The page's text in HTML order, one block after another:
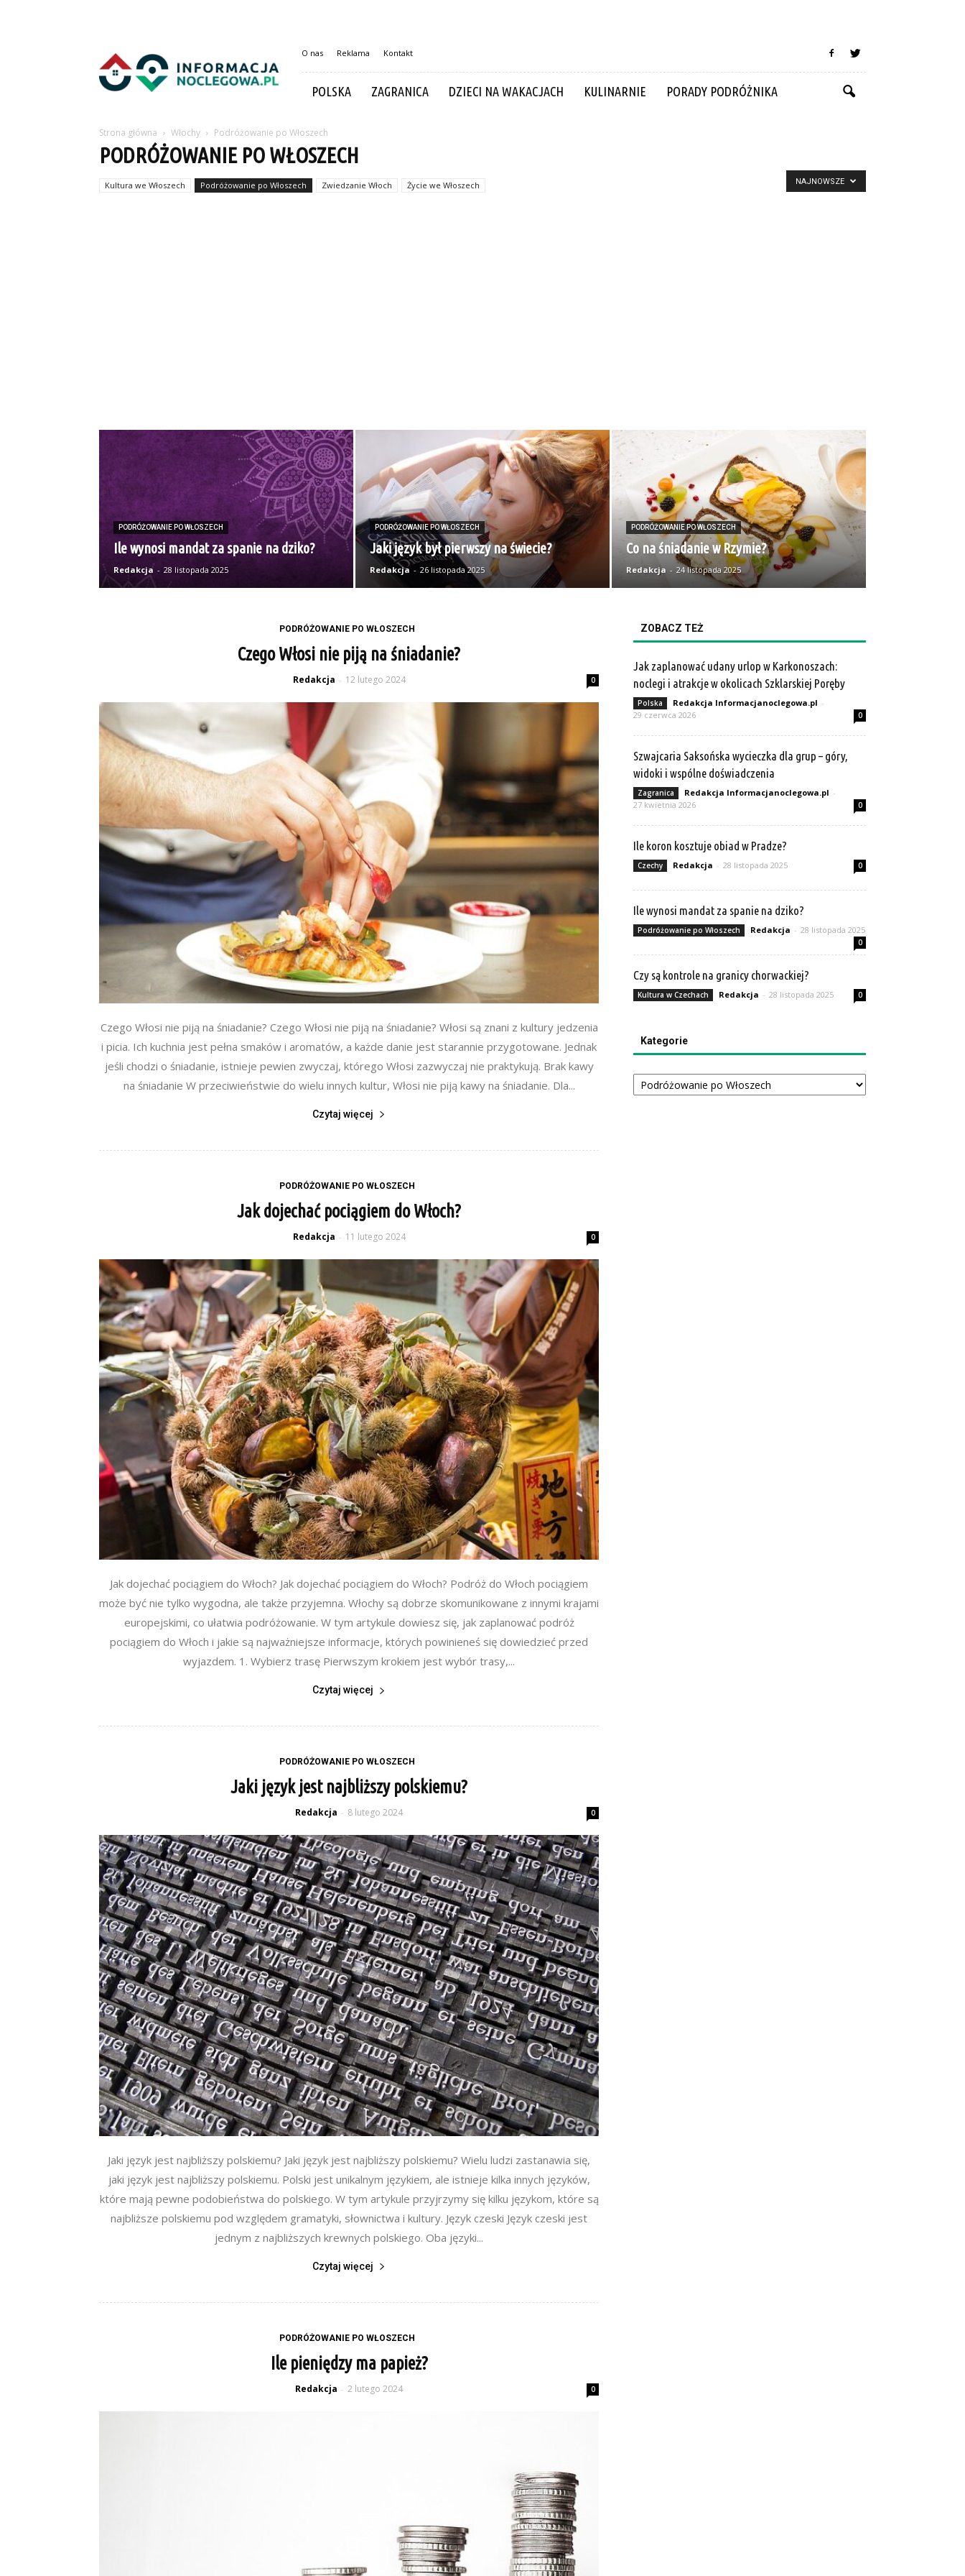
O nas Reklama Kontakt
POLSKA ZAGRANICA DZIECI NA WAKACJACH KULINARNIE PORADY PODRÓŻNIKA
Strona główna Włochy Podróżowanie po Włoszech
PODRÓŻOWANIE PO WŁOSZECH
Kultura we Włoszech Podróżowanie po Włoszech Zwiedzanie Włoch Życie we Włoszech NAJNOWSZE
PODRÓŻOWANIE PO WŁOSZECH
Ile wynosi mandat za spanie na dziko?
Redakcja - 28 listopada 2025
PODRÓŻOWANIE PO WŁOSZECH
Jaki język był pierwszy na świecie?
Redakcja - 26 listopada 2025
PODRÓŻOWANIE PO WŁOSZECH
Co na śniadanie w Rzymie?
Redakcja - 24 listopada 2025
PODRÓŻOWANIE PO WŁOSZECH
Czego Włosi nie piją na śniadanie?
Redakcja - 12 lutego 2024 0
Czego Włosi nie piją na śniadanie? Czego Włosi nie piją na śniadanie? Włosi są znani z kultury jedzenia
i picia. Ich kuchnia jest pełna smaków i aromatów, a każde danie jest starannie przygotowane. Jednak
jeśli chodzi o śniadanie, istnieje pewien zwyczaj, którego Włosi zazwyczaj nie praktykują. Brak kawy
na śniadanie W przeciwieństwie do wielu innych kultur, Włosi nie piją kawy na śniadanie. Dla...
Czytaj więcej
PODRÓŻOWANIE PO WŁOSZECH
Jak dojechać pociągiem do Włoch?
Redakcja - 11 lutego 2024 0
Jak dojechać pociągiem do Włoch? Jak dojechać pociągiem do Włoch? Podróż do Włoch pociągiem
może być nie tylko wygodna, ale także przyjemna. Włochy są dobrze skomunikowane z innymi krajami
europejskimi, co ułatwia podróżowanie. W tym artykule dowiesz się, jak zaplanować podróż
pociągiem do Włoch i jakie są najważniejsze informacje, których powinieneś się dowiedzieć przed
wyjazdem. 1. Wybierz trasę Pierwszym krokiem jest wybór trasy,...
Czytaj więcej
PODRÓŻOWANIE PO WŁOSZECH
Jaki język jest najbliższy polskiemu?
Redakcja - 8 lutego 2024 0
Jaki język jest najbliższy polskiemu? Jaki język jest najbliższy polskiemu? Wielu ludzi zastanawia się,
jaki język jest najbliższy polskiemu. Polski jest unikalnym językiem, ale istnieje kilka innych języków,
które mają pewne podobieństwa do polskiego. W tym artykule przyjrzymy się kilku językom, które są
najbliższe polskiemu pod względem gramatyki, słownictwa i kultury. Język czeski Język czeski jest
jednym z najbliższych krewnych polskiego. Oba języki...
Czytaj więcej
PODRÓŻOWANIE PO WŁOSZECH
Ile pieniędzy ma papież?
Redakcja - 2 lutego 2024 0
ZOBACZ TEŻ
Jak zaplanować udany urlop w Karkonoszach:
noclegi i atrakcje w okolicach Szklarskiej Poręby
Polska Redakcja Informacjanoclegowa.pl -
29 czerwca 2026
0
Szwajcaria Saksońska wycieczka dla grup – góry,
widoki i wspólne doświadczenia
Zagranica Redakcja Informacjanoclegowa.pl -
27 kwietnia 2026
0
Ile koron kosztuje obiad w Pradze?
Czechy Redakcja - 28 listopada 2025 0
Ile wynosi mandat za spanie na dziko?
Podróżowanie po Włoszech Redakcja - 28 listopada 2025
0
Czy są kontrole na granicy chorwackiej?
Kultura w Czechach Redakcja - 28 listopada 2025 0
Kategorie
Kategorie